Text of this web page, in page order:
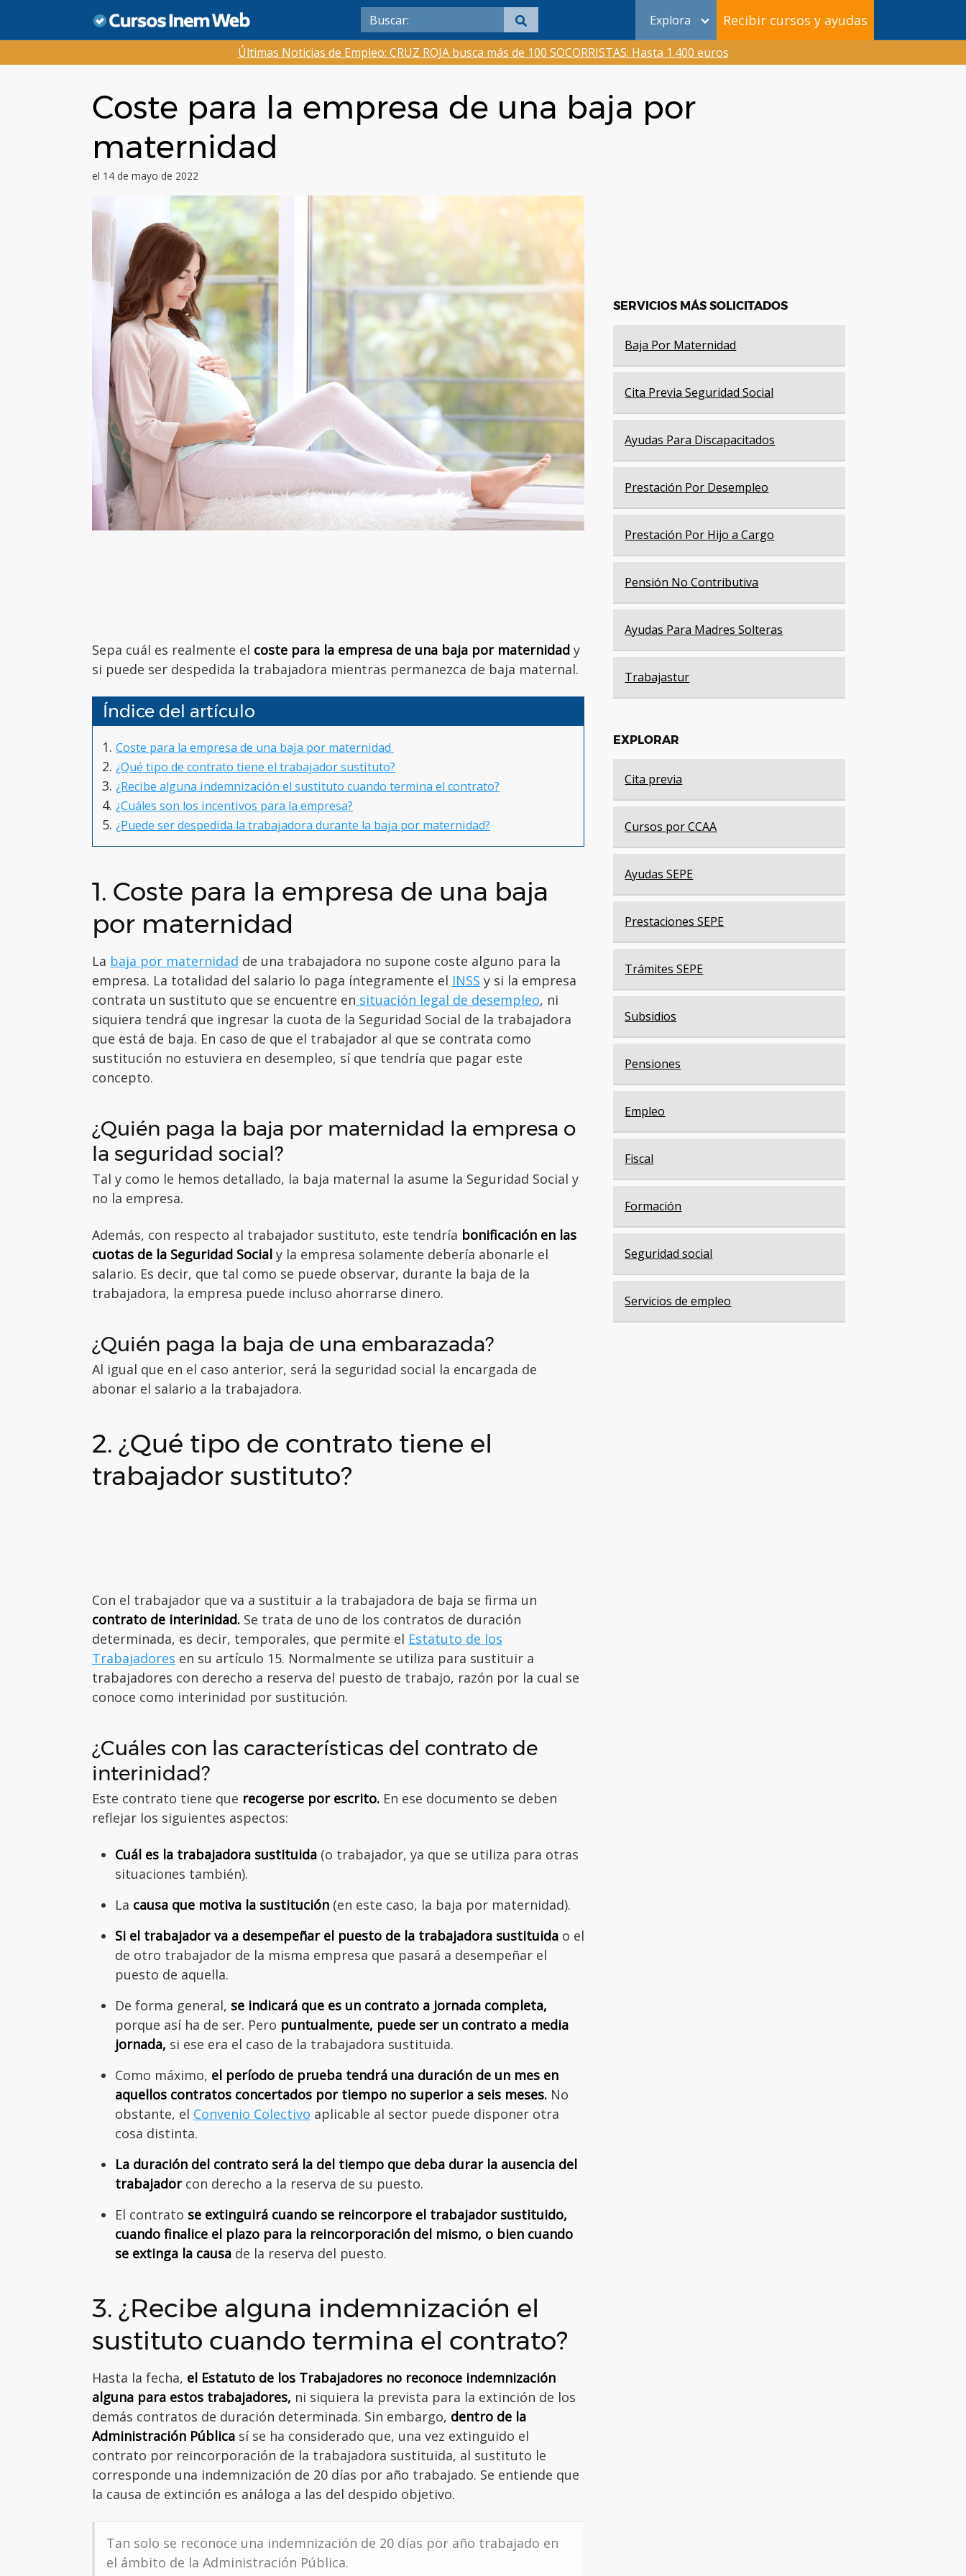
contenido
Explora Recibir cursos y ayudas
Últimas Noticias de Empleo: CRUZ ROJA busca más de 100 SOCORRISTAS: Hasta 1.400 euros
Coste para la empresa de una baja por
maternidad
el 14 de mayo de 2022
Sepa cuál es realmente el coste para la empresa de una baja por maternidad y
si puede ser despedida la trabajadora mientras permanezca de baja maternal.
Índice del artículo
Coste para la empresa de una baja por maternidad
¿Qué tipo de contrato tiene el trabajador sustituto?
¿Recibe alguna indemnización el sustituto cuando termina el contrato?
¿Cuáles son los incentivos para la empresa?
¿Puede ser despedida la trabajadora durante la baja por maternidad?
1. Coste para la empresa de una baja
por maternidad
La baja por maternidad de una trabajadora no supone coste alguno para la
empresa. La totalidad del salario lo paga íntegramente el INSS y si la empresa
contrata un sustituto que se encuentre en situación legal de desempleo, ni
siquiera tendrá que ingresar la cuota de la Seguridad Social de la trabajadora
que está de baja. En caso de que el trabajador al que se contrata como
sustitución no estuviera en desempleo, sí que tendría que pagar este
concepto.
¿Quién paga la baja por maternidad la empresa o
la seguridad social?
Tal y como le hemos detallado, la baja maternal la asume la Seguridad Social y
no la empresa.
Además, con respecto al trabajador sustituto, este tendría bonificación en las
cuotas de la Seguridad Social y la empresa solamente debería abonarle el
salario. Es decir, que tal como se puede observar, durante la baja de la
trabajadora, la empresa puede incluso ahorrarse dinero.
¿Quién paga la baja de una embarazada?
Al igual que en el caso anterior, será la seguridad social la encargada de
abonar el salario a la trabajadora.
2. ¿Qué tipo de contrato tiene el
trabajador sustituto?
Con el trabajador que va a sustituir a la trabajadora de baja se firma un
contrato de interinidad. Se trata de uno de los contratos de duración
determinada, es decir, temporales, que permite el Estatuto de los
Trabajadores en su artículo 15. Normalmente se utiliza para sustituir a
trabajadores con derecho a reserva del puesto de trabajo, razón por la cual se
conoce como interinidad por sustitución.
¿Cuáles con las características del contrato de
interinidad?
Este contrato tiene que recogerse por escrito. En ese documento se deben
reflejar los siguientes aspectos:
Cuál es la trabajadora sustituida (o trabajador, ya que se utiliza para otras
situaciones también).
La causa que motiva la sustitución (en este caso, la baja por maternidad).
Si el trabajador va a desempeñar el puesto de la trabajadora sustituida o el
de otro trabajador de la misma empresa que pasará a desempeñar el
puesto de aquella.
De forma general, se indicará que es un contrato a jornada completa,
porque así ha de ser. Pero puntualmente, puede ser un contrato a media
jornada, si ese era el caso de la trabajadora sustituida.
Como máximo, el período de prueba tendrá una duración de un mes en
aquellos contratos concertados por tiempo no superior a seis meses. No
obstante, el Convenio Colectivo aplicable al sector puede disponer otra
cosa distinta.
La duración del contrato será la del tiempo que deba durar la ausencia del
trabajadorcon derecho a la reserva de su puesto.
El contrato se extinguirá cuando se reincorpore el trabajador sustituido,
cuando finalice el plazo para la reincorporación del mismo, o bien cuando
se extinga la causa de la reserva del puesto.
3. ¿Recibe alguna indemnización el
sustituto cuando termina el contrato?
Hasta la fecha, el Estatuto de los Trabajadores no reconoce indemnización
alguna para estos trabajadores, ni siquiera la prevista para la extinción de los
demás contratos de duración determinada. Sin embargo, dentro de la
Administración Pública sí se ha considerado que, una vez extinguido el
contrato por reincorporación de la trabajadora sustituida, al sustituto le
corresponde una indemnización de 20 días por año trabajado. Se entiende que
la causa de extinción es análoga a las del despido objetivo.
Tan solo se reconoce una indemnización de 20 días por año trabajado en
el ámbito de la Administración Pública.
SERVICIOS MÁS SOLICITADOS
Baja Por Maternidad
Cita Previa Seguridad Social
Ayudas Para Discapacitados
Prestación Por Desempleo
Prestación Por Hijo a Cargo
Pensión No Contributiva
Ayudas Para Madres Solteras
Trabajastur
EXPLORAR
Cita previa
Cursos por CCAA
Ayudas SEPE
Prestaciones SEPE
Trámites SEPE
Subsidios
Pensiones
Empleo
Fiscal
Formación
Seguridad social
Servicios de empleo